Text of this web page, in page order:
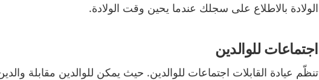
الولادة بالاطلاع على سجلك عندما يحين وقت الولادة.
اجتماعات للوالدين
تنظّم عيادة القابلات اجتماعات للوالدين. حيث يمكن للوالدين مقابلة